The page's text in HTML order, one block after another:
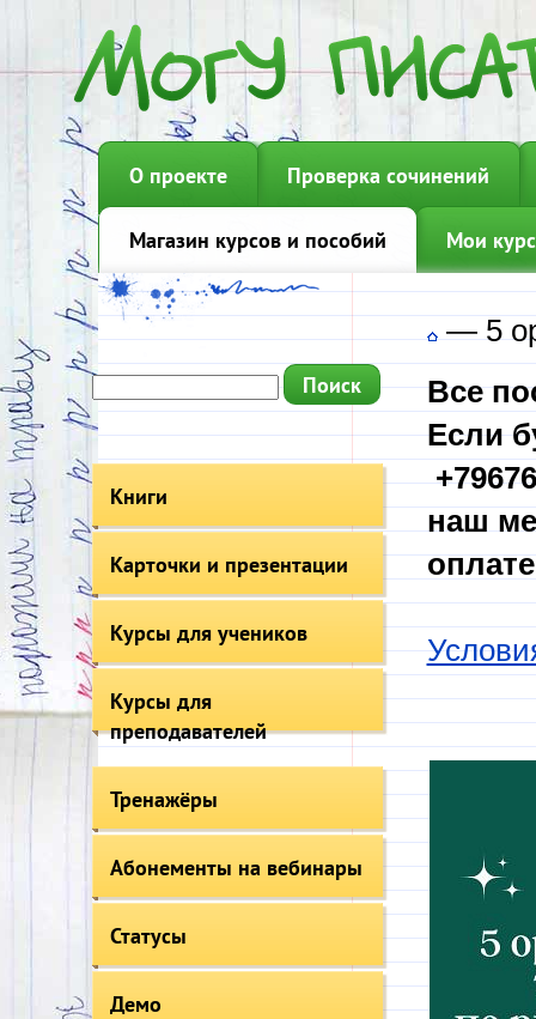
О проекте Проверка сочинений
Магазин курсов и пособий Мои
Книги
Карточки и презентации
Курсы для учеников
Курсы для
преподавателей
Тренажёры
Абонементы на вебинары
Статусы
Демо
—5
Все
Если
наш